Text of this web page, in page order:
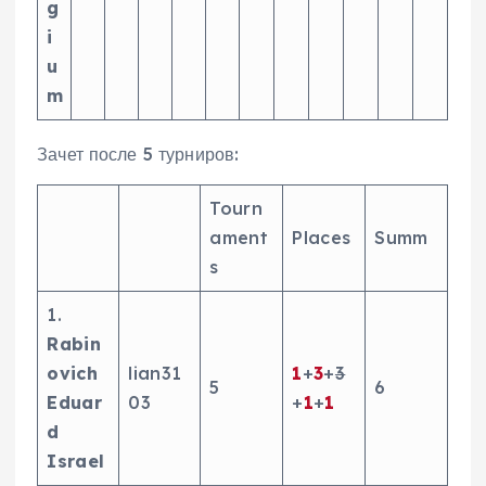
g
i
u
m
Зачет после 5 турниров:
Tourn
ament
s
Places Summ
1.
Rabin
ovich
Eduar
d
Israel
lian31
03
5
1+3+3
+1+1
6